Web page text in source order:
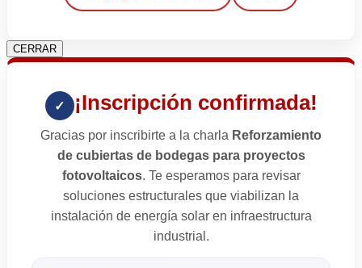
CERRAR
✓ ¡Inscripción confirmada!
Gracias por inscribirte a la charla Reforzamiento
de cubiertas de bodegas para proyectos
fotovoltaicos. Te esperamos para revisar
soluciones estructurales que viabilizan la
instalación de energía solar en infraestructura
industrial.